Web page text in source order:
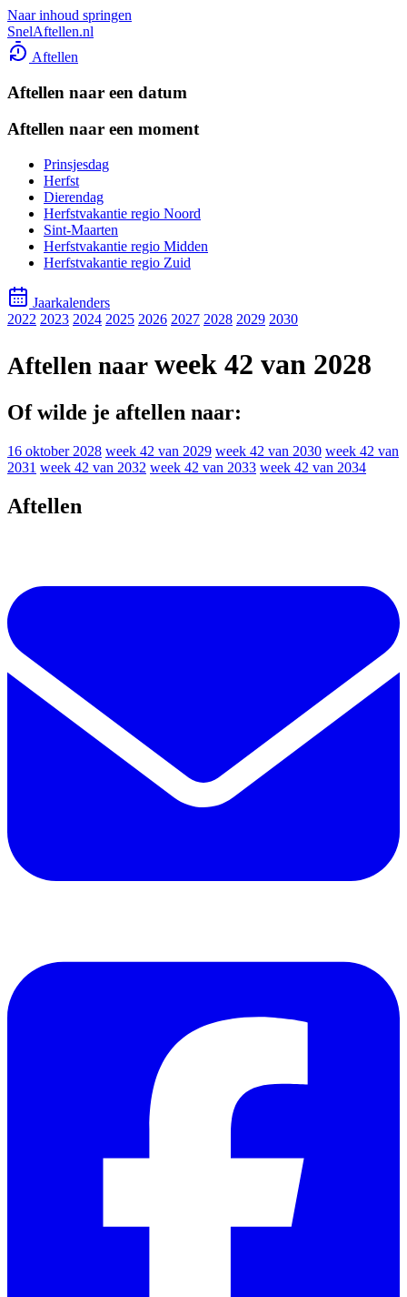
Naar inhoud springen
SnelAftellen.nl
Aftellen
Aftellen naar een datum
Aftellen naar een moment
Prinsjesdag
Herfst
Dierendag
Herfstvakantie regio Noord
Sint-Maarten
Herfstvakantie regio Midden
Herfstvakantie regio Zuid
Jaarkalenders
2022 2023 2024 2025 2026 2027 2028 2029 2030
Aftellen naar week 42 van 2028
Of wilde je aftellen naar:
16 oktober 2028 week 42 van 2029 week 42 van 2030 week 42 van
2031 week 42 van 2032 week 42 van 2033 week 42 van 2034
Aftellen